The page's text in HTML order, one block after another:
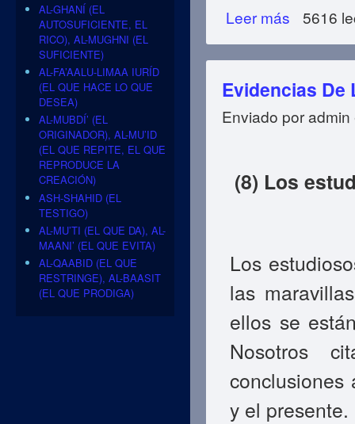
Leer más sobre La
5616
Evidencias De
Enviado poradmin
(8) Los
Los
las
ellos se
Nosotros
conclusiones
y el presente.
AL-GHANÍ (EL
AUTOSUFICIENTE, EL
RICO), AL-MUGHNI (EL
SUFICIENTE)
AL-FA’AALU-LIMAA IURÍD
(EL QUE HACE LO QUE
DESEA)
AL-MUBDÍ’ (EL
ORIGINADOR), AL-MU’ID
(EL QUE REPITE, EL QUE
REPRODUCE LA
CREACIÓN)
ASH-SHAHID (EL
TESTIGO)
AL-MU’TI (EL QUE DA), AL-
MAANI’ (EL QUE EVITA)
AL-QAABID (EL QUE
RESTRINGE), AL-BAASIT
(EL QUE PRODIGA)